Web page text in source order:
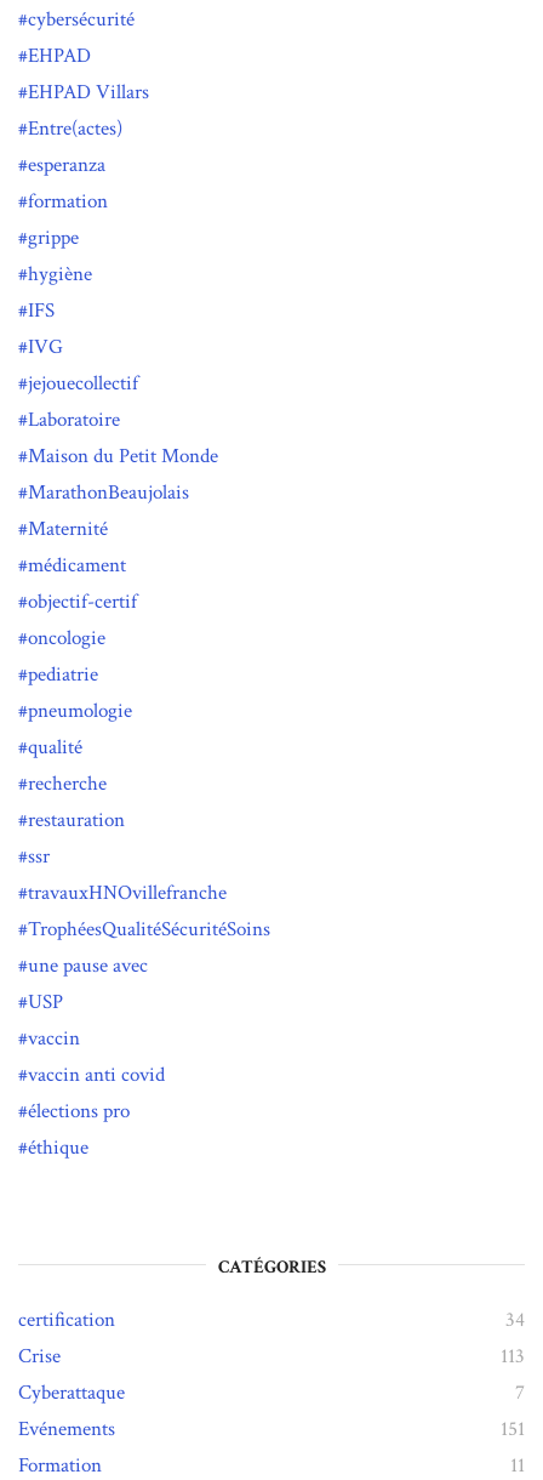
cybersécurité
EHPAD
EHPAD Villars
Entre(actes)
esperanza
formation
grippe
hygiène
IFS
IVG
jejouecollectif
Laboratoire
Maison du Petit Monde
MarathonBeaujolais
Maternité
médicament
objectif-certif
oncologie
pediatrie
pneumologie
qualité
recherche
restauration
ssr
travauxHNOvillefranche
TrophéesQualitéSécuritéSoins
une pause avec
USP
vaccin
vaccin anti covid
élections pro
éthique
CATÉGORIES
certification
34
Crise
113
Cyberattaque
7
Evénements
151
Formation
11